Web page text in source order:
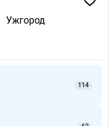
Ужгород
114